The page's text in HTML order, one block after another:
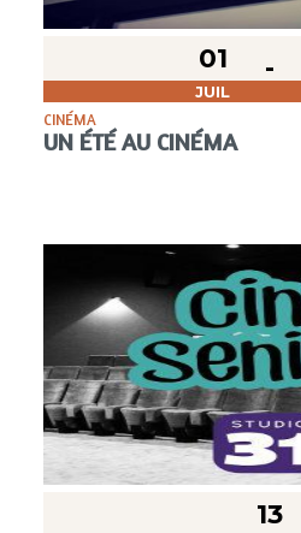
01
JUIL
CINÉMA
UN ÉTÉ AU CINÉMA
13